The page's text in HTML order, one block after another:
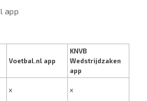
app
Voetbal.nl app
KNVB
Wedstrijdzaken
app
x x